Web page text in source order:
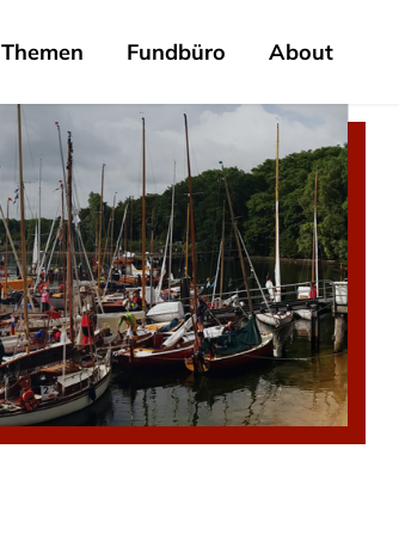
Themen Fundbüro About